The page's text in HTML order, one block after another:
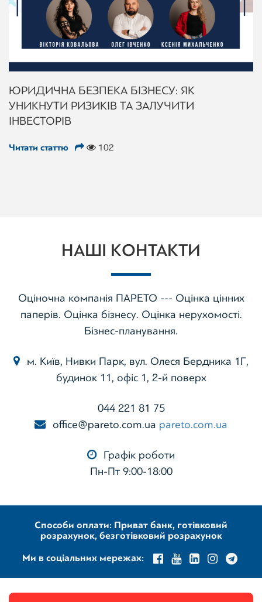
ЮРИДИЧНА БЕЗПЕКА БІЗНЕСУ: ЯК
УНИКНУТИ РИЗИКІВ ТА ЗАЛУЧИТИ
ІНВЕСТОРІВ
Читати статтю 102
НАШІ КОНТАКТИ
Оціночна компанія ПАРЕТО --- Оцінка цінних
паперів. Оцінка бізнесу. Оцінка нерухомості.
Бізнес-планування.
м. Київ, Нивки Парк, вул. Олеся Бердника 1Г,
будинок 11, офіс 1, 2-й поверх
044 221 81 75
office@pareto.com.ua pareto.com.ua
Графік роботи
Пн-Пт 9:00-18:00
Способи оплати: Приват банк, готівковий
розрахунок, безготівковий розрахунок
Ми в соціальних мережах: